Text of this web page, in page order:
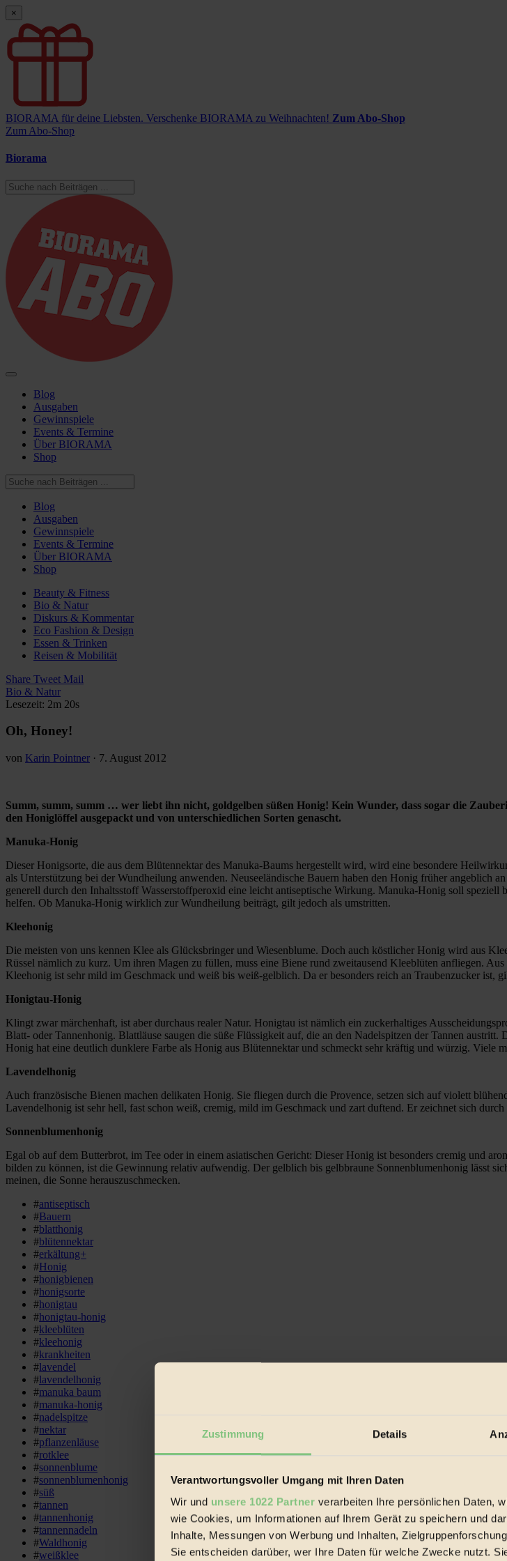
Zustimmung Details
Verantwortungsvoller Umgang mit Ihren Daten
Wir und unsere 1022 Partner verarbeiten Ihre persönlichen Daten,
wie Cookies, um Informationen auf Ihrem Gerät zu speichern und
Inhalte, Messungen von Werbung und Inhalten,
Sie entscheiden darüber, wer Ihre Daten für welche Zwecke nutzt.
×
BIORAMA für deine Liebsten. Verschenke BIORAMA zu Weihnachten! Zum Abo-Shop
Zum Abo-Shop
Biorama
Blog
Ausgaben
Gewinnspiele
Events & Termine
Über BIORAMA
Shop
Blog
Ausgaben
Gewinnspiele
Events & Termine
Über BIORAMA
Shop
Beauty & Fitness
Bio & Natur
Diskurs & Kommentar
Eco Fashion & Design
Essen & Trinken
Reisen & Mobilität
Share Tweet Mail
Bio & Natur
Lesezeit: 2m 20s
Oh, Honey!
von Karin Pointner · 7. August 2012
Summ, summ, summ … wer liebt ihn nicht, goldgelben süßen Honig! Kein Wunder, dass sogar die
den Honiglöffel ausgepackt und von unterschiedlichen Sorten genascht.
Manuka-Honig
Dieser Honigsorte, die aus dem Blütennektar des Manuka-Baums hergestellt wird, wird eine besondere
als Unterstützung bei der Wundheilung anwenden. Neuseeländische Bauern haben den Honig früher angeblich
generell durch den Inhaltsstoff Wasserstoffperoxid eine leicht antiseptische Wirkung. Manuka-Honig soll
helfen. Ob Manuka-Honig wirklich zur Wundheilung beiträgt, gilt jedoch als umstritten.
Kleehonig
Die meisten von uns kennen Klee als Glücksbringer und Wiesenblume. Doch auch köstlicher Honig wird aus
Rüssel nämlich zu kurz. Um ihren Magen zu füllen, muss eine Biene rund zweitausend Kleeblüten anfliegen.
Kleehonig ist sehr mild im Geschmack und weiß bis weiß-gelblich. Da er besonders reich an Traubenzucker ist,
Honigtau-Honig
Klingt zwar märchenhaft, ist aber durchaus realer Natur. Honigtau ist nämlich ein zuckerhaltiges
Blatt- oder Tannenhonig. Blattläuse saugen die süße Flüssigkeit auf, die an den Nadelspitzen der Tannen
Honig hat eine deutlich dunklere Farbe als Honig aus Blütennektar und schmeckt sehr kräftig und würzig. Viele
Lavendelhonig
Auch französische Bienen machen delikaten Honig. Sie fliegen durch die Provence, setzen sich auf violett
Lavendelhonig ist sehr hell, fast schon weiß, cremig, mild im Geschmack und zart duftend. Er zeichnet sich
Sonnenblumenhonig
Egal ob auf dem Butterbrot, im Tee oder in einem asiatischen Gericht: Dieser Honig ist besonders cremig und
bilden zu können, ist die Gewinnung relativ aufwendig. Der gelblich bis gelbbraune Sonnenblumenhonig lässt
meinen, die Sonne herauszuschmecken.
#antiseptisch
#Bauern
#blatthonig
#blütennektar
#erkältung+
#Honig
#honigbienen
#honigsorte
#honigtau
#honigtau-honig
#kleeblüten
#kleehonig
#krankheiten
#lavendel
#lavendelhonig
#manuka baum
#manuka-honig
#nadelspitze
#nektar
#pflanzenläuse
#rotklee
#sonnenblume
#sonnenblumenhonig
#süß
#tannen
#tannenhonig
#tannennadeln
#Waldhonig
#weißklee